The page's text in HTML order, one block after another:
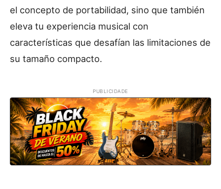
el concepto de portabilidad, sino que también
eleva tu experiencia musical con
características que desafían las limitaciones de
su tamaño compacto.
PUBLICIDADE